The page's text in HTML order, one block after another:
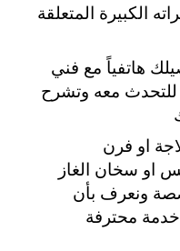
الكبيرة المتعلقة
هاتفياً مع فني
معه وتشرح
او فرن
او سخان الغاز
ونعرف بأن
محترفة